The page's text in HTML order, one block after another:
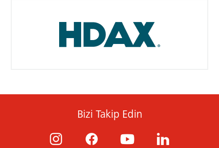
Bizi Takip Edin